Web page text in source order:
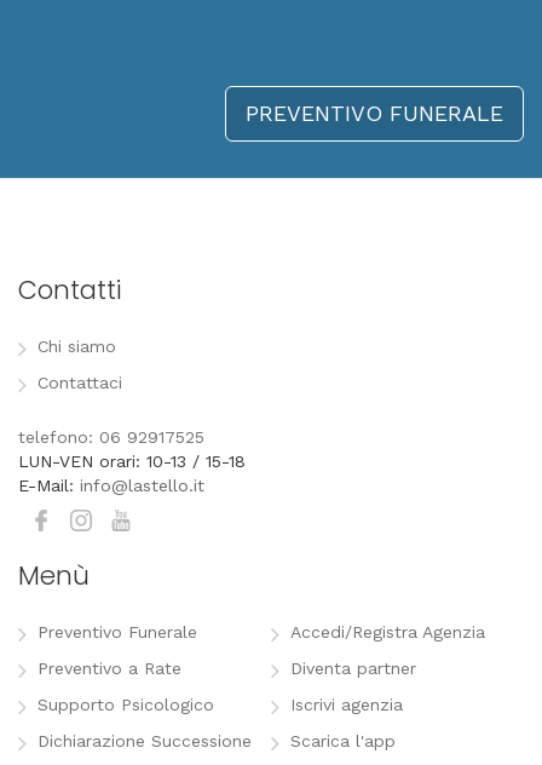
PREVENTIVO FUNERALE
Contatti
Chi siamo
Contattaci
telefono: 06 92917525
LUN-VEN orari: 10-13 / 15-18
E-Mail: info@lastello.it
Menù
Preventivo Funerale
Preventivo a Rate
Supporto Psicologico
Dichiarazione Successione
Accedi/Registra Agenzia
Diventa partner
Iscrivi agenzia
Scarica l'app